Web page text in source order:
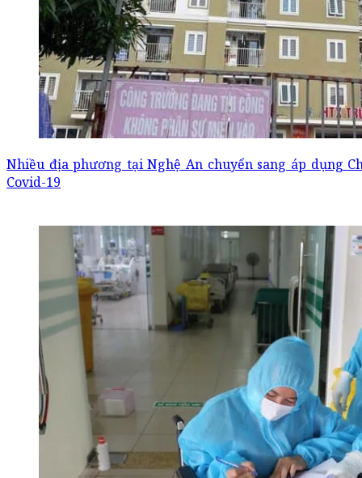
Nhiều địa phương tại Nghệ An chuyển sang áp dụng
Covid-19